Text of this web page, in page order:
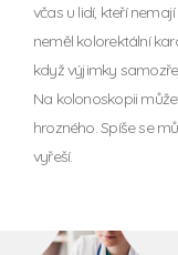
včas u lidí, kteří
neměl kolorektální
když výjimky
Na kolonoskopii
hrozného. Spíše se
vyřeší.